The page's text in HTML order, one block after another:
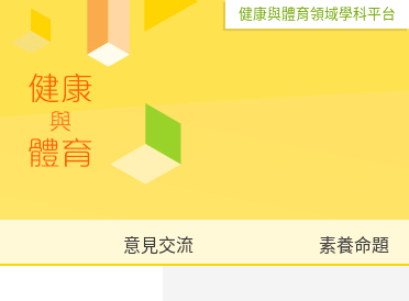
健康與體育領域學科平台
意見交流 素養命題